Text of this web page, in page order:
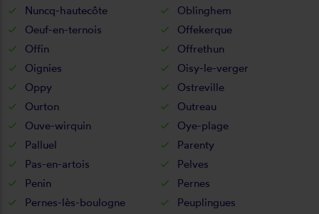
Nuncq-hautecôte
Oblinghem
Oeuf-en-ternois
Offekerque
Offin
Offrethun
Oignies
Oisy-le-verger
Oppy
Ostreville
Ourton
Outreau
Ouve-wirquin
Oye-plage
Palluel
Parenty
Pas-en-artois
Pelves
Penin
Pernes
Pernes-lès-boulogne
Peuplingues